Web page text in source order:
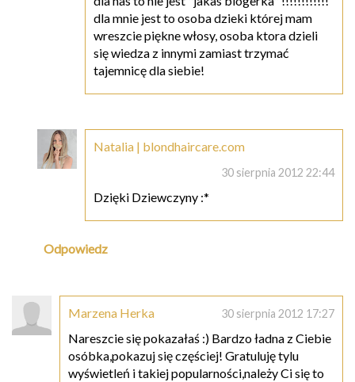
dla mnie jest to osoba dzieki której mam
wreszcie piękne włosy, osoba ktora dzieli
się wiedza z innymi zamiast trzymać
tajemnicę dla siebie!
Natalia | blondhaircare.com
30 sierpnia 2012 22:44
Dzięki Dziewczyny :*
Odpowiedz
Marzena Herka 30 sierpnia 2012 17:27
Nareszcie się pokazałaś :) Bardzo ładna z Ciebie
osóbka,pokazuj się częściej! Gratuluję tylu
wyświetleń i takiej popularności,należy Ci się to